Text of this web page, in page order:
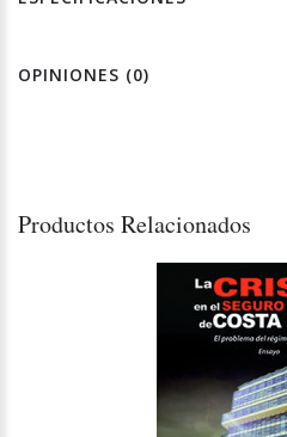
OPINIONES (0)
Productos Relacionados